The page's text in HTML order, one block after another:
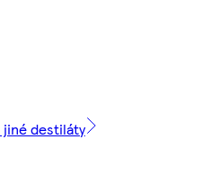
jiné destiláty